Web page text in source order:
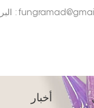
البريد الإلكتروني :
أخبار